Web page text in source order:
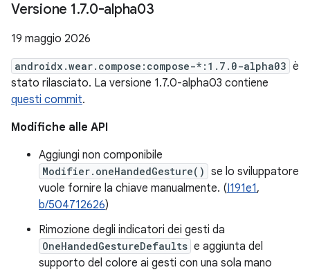
Versione 1.7.0-alpha03
19 maggio 2026
androidx.wear.compose:compose-*:1.7.0-alpha03 è
stato rilasciato. La versione 1.7.0-alpha03 contiene
questi commit.
Modifiche alle API
Aggiungi non componibile
Modifier.oneHandedGesture() se lo sviluppatore
vuole fornire la chiave manualmente. (I191e1,
b/504712626)
Rimozione degli indicatori dei gesti da
OneHandedGestureDefaults e aggiunta del
supporto del colore ai gesti con una sola mano